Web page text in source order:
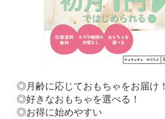
◎月齢に応じておもちゃをお届け！
◎好きなおもちゃを選べる！
◎お得に始めやすい